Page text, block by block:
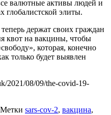
валютные активы людей и
глобалистской элиты.
держат своих граждан
квот на вакцины, чтобы
которая, конечно
только будет выявлен
2021/08/09/the-covid-19-
Метки sars-cov-2, вакцина,